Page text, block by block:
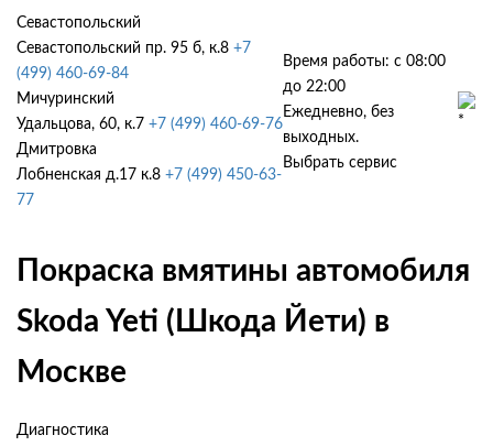
Севастопольский
Севастопольский пр. 95 б, к.8 +7
(499) 460-69-84
Мичуринский
Удальцова, 60, к.7 +7 (499) 460-69-76
Дмитровка
Лобненская д.17 к.8 +7 (499) 450-63-
77
Время работы: с 08:00
до 22:00
Ежедневно, без
выходных.
Выбрать сервис
Покраска вмятины автомобиля
Skoda Yeti (Шкода Йети) в
Москве
Диагностика